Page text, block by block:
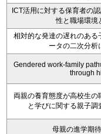
ICT活用に対する保育者の
性と職場環境
相対的な発達の遅れのあ
ータの二次分析
Gendered work-family
through
両親の養育態度が高校生
と学びに関する親子
母親の進学期